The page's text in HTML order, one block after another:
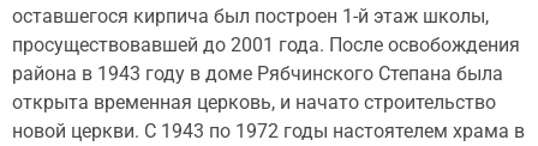
оставшегося кирпича был построен 1-й этаж школы,
просуществовавшей до 2001 года. После освобождения
района в 1943 году в доме Рябчинского Степана была
открыта временная церковь, и начато строительство
новой церкви. С 1943 по 1972 годы настоятелем храма в